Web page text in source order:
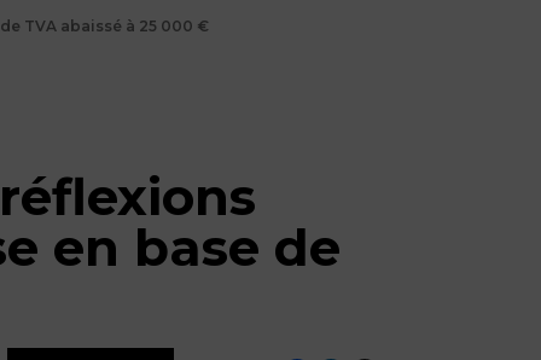
TVA abaissé à 25 000 €
en base de